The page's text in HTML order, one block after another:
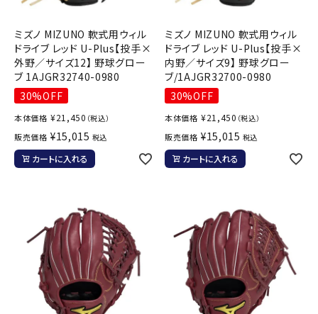
ミズノ MIZUNO 軟式用ウィル
ドライブ レッド U-Plus【投手×
外野／サイズ12】 野球グロー
ブ 1AJGR32740-0980
30%OFF
本体価格 ¥21,450 （税込）
販売価格 ¥15,015 税込
カートに入れる
ミズノ MIZUNO 軟式用ウィル
ドライブ レッド U-Plus【投手×
内野／サイズ9】 野球グロー
ブ/1AJGR32700-0980
30%OFF
本体価格 ¥21,450 （税込）
販売価格 ¥15,015 税込
カートに入れる